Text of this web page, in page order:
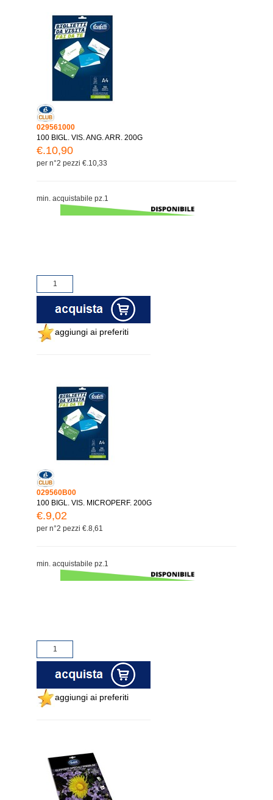
029561000
100 BIGL. VIS. ANG. ARR. 200G
€.10,90
per n°2 pezzi €.10,33
min. acquistabile pz.1
aggiungi ai preferiti
029560B00
100 BIGL. VIS. MICROPERF. 200G
€.9,02
per n°2 pezzi €.8,61
min. acquistabile pz.1
aggiungi ai preferiti